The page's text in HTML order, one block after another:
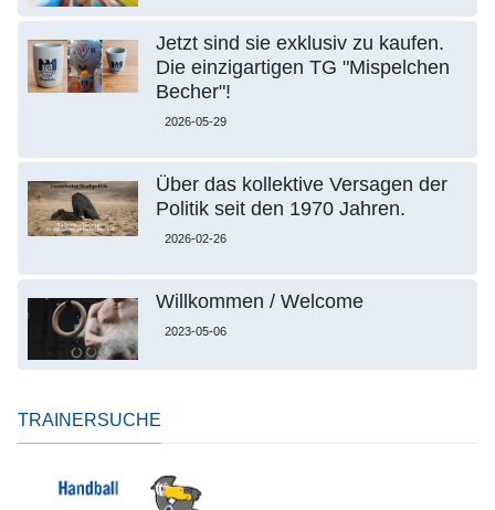
Jetzt sind sie exklusiv zu kaufen.
Die einzigartigen TG "Mispelchen
Becher"!
2026-05-29
Über das kollektive Versagen der
Politik seit den 1970 Jahren.
2026-02-26
Willkommen / Welcome
2023-05-06
TRAINERSUCHE